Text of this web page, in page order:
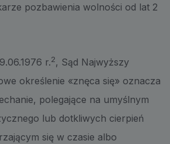
pozbawienia wolności od lat 2
r.2, Sąd Najwyższy
określenie «znęca się» oznacza
polegające na umyślnym
lub dotkliwych cierpień
się w czasie albo